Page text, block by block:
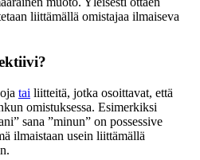
liittämällä omistajaa ilmaiseva
tai liitteitä, jotka osoittavat, että
omistuksessa. Esimerkiksi
sana ”minun” on possessive
ilmaistaan usein liittämällä